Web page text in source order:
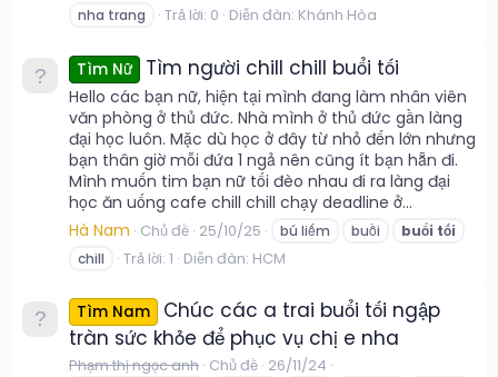
nha trang
Trả lời: 0 Diễn đàn: Khánh Hòa
Tìm Nữ Tìm người chill chill buổi tối
Hello các bạn nữ, hiện tại mình đang làm nhân viên
văn phòng ở thủ đức. Nhà mình ở thủ đức gần làng
đại học luôn. Mặc dù học ở đây từ nhỏ đến lớn nhưng
bạn thân giờ mỗi đứa 1 ngả nên cũng ít bạn hẵn đi.
Mình muốn tim bạn nữ tối đèo nhau đi ra làng đại
học ăn uống cafe chill chill chạy deadline ở...
Hà Nam Chủ đề 25/10/25 bú liếm buồi buổi tối
chill
Trả lời: 1 Diễn đàn: HCM
Tìm Nam
Chúc các a trai buổi tối ngập
tràn sức khỏe để phục vụ chị e nha
Phạm thị ngọc anh Chủ đề 26/11/24